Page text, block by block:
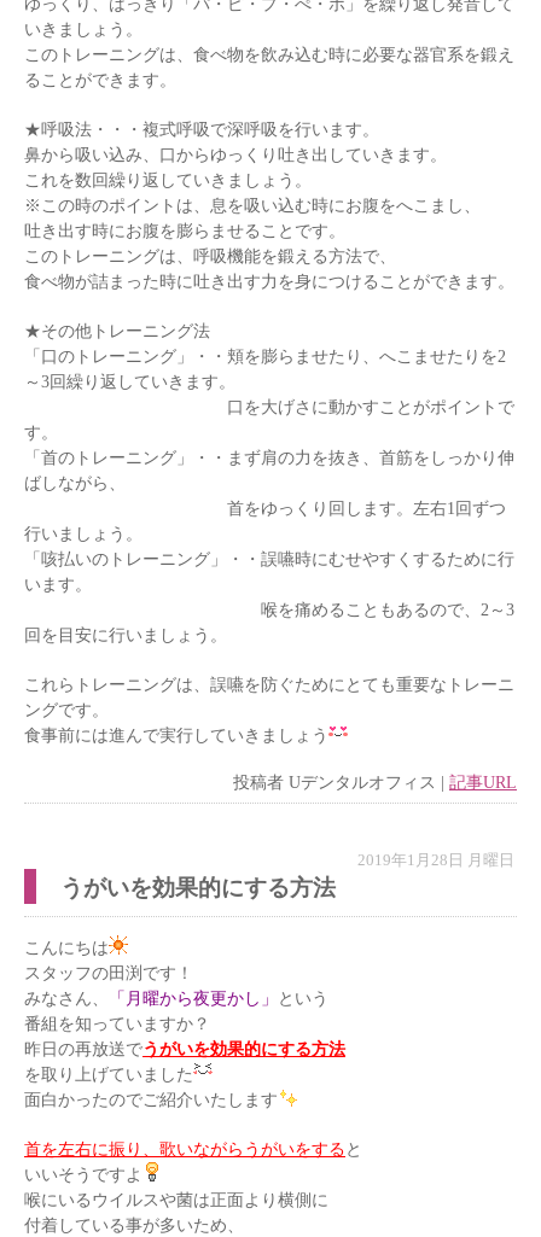
いきましょう。
このトレーニングは、食べ物を飲み込む時に必要な器官系を鍛え
ることができます。
★呼吸法・・・複式呼吸で深呼吸を行います。
鼻から吸い込み、口からゆっくり吐き出していきます。
これを数回繰り返していきましょう。
※この時のポイントは、息を吸い込む時にお腹をへこまし、
吐き出す時にお腹を膨らませることです。
このトレーニングは、呼吸機能を鍛える方法で、
食べ物が詰まった時に吐き出す力を身につけることができます。
★その他トレーニング法
「口のトレーニング」・・頬を膨らませたり、へこませたりを2
～3回繰り返していきます。
口を大げさに動かすことがポイントで
す。
「首のトレーニング」・・まず肩の力を抜き、首筋をしっかり伸
ばしながら、
首をゆっくり回します。左右1回ずつ
行いましょう。
「咳払いのトレーニング」・・誤嚥時にむせやすくするために行
います。
喉を痛めることもあるので、2～3
回を目安に行いましょう。
これらトレーニングは、誤嚥を防ぐためにとても重要なトレーニ
ングです。
食事前には進んで実行していきましょう
投稿者 Uデンタルオフィス | 記事URL
2019年1月28日 月曜日
うがいを効果的にする方法
こんにちは
スタッフの田渕です！
みなさん、
「月曜から夜更かし」
という
番組を知っていますか？
昨日の再放送でうがいを効果的にする方法
を取り上げていました
面白かったのでご紹介いたします
首を左右に振り、歌いながらうがいをすると
いいそうですよ
喉にいるウイルスや菌は正面より横側に
付着している事が多いため、